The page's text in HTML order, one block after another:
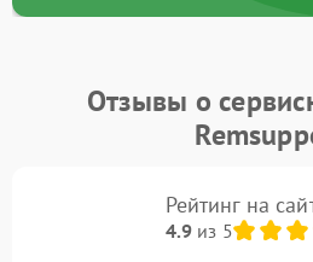
Отзывы о
Рейтинг на
4.9из 5